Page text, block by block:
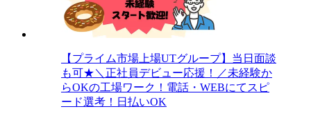
【プライム市場上場UTグループ】当日面談
も可★＼正社員デビュー応援！／未経験か
らOKの工場ワーク！電話・WEBにてスピ
ード選考！日払いOK